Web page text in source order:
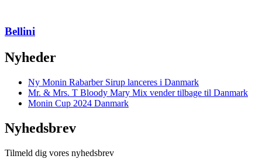
Bellini
Nyheder
Ny Monin Rabarber Sirup lanceres i Danmark
Mr. & Mrs. T Bloody Mary Mix vender tilbage til Danmark
Monin Cup 2024 Danmark
Nyhedsbrev
Tilmeld dig vores nyhedsbrev